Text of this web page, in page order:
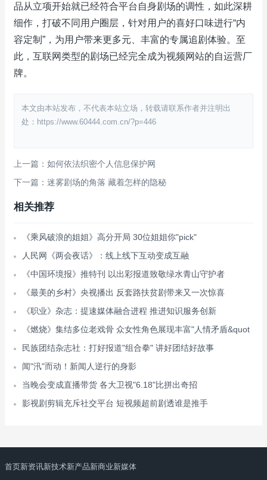
品从立项开始就已经符合平台自身剧场的调性，如此深耕
细作，打破不同用户圈层，针对用户的喜好口味进行“内
容定制”，为用户带来更多元、丰富的专属追剧体验。至
此，互联网类型的剧场已经完全成为视频网站的自运营厂
牌。
本文由本站发布，不代表本站立场，转载请联系作者并注明出
处：https://www.60444.com.cn/?p=446
上一篇：如何依法织密个人信息保护网
下一篇：迷雾剧场的角落 藏着怎样的隐秘
相关推荐
《乘风破浪的姐姐》高分开局 30位姐姐你"pick"
人民网《两会夜话》：线上线下互动变成互融
《中国环境报》推特刊 以出彩报道致敬绿水青山守护者
《最美的乡村》央视播出 反套路扶贫剧带来又一次惊喜
《职业》杂志：提速媒体融合进程 推进知识服务创新
《燃烧》集结多位老戏骨 众女性角色展现丰富"人情矛盾&quot
民族团结杂志社：打好报道"组合拳" 讲好团结好故事
闻"汛"而动！新闻人逆行的身影
当晚会变成直播带货 各大卫视"6.18"比拼出奇招
影视剧剪辑充斥社交平台 短视频超前剧透谁是推手
首页新资讯新技术新产品新商业新媒体